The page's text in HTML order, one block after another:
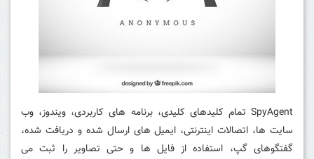
SpyAgent تمام کلیدهای کلیدی، برنامه های کاربردی، ویندوز، وب
سایت ها، اتصالات اینترنتی، ایمیل های ارسال شده و دریافت شده،
گفتگوهای گپ، استفاده از فایل ها و حتی تصاویر را ثبت می